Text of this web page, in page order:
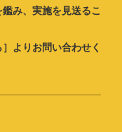
み、実施を見送るこ
よりお問い合わせく